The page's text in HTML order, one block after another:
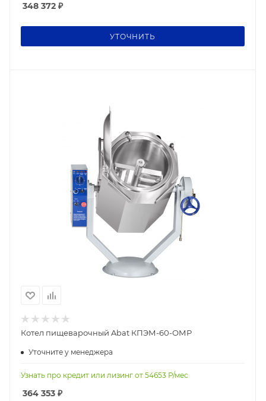
348 372 ₽
УТОЧНИТЬ
Котел пищеварочный Abat КПЭМ-60-ОМР
Уточните у менеджера
Узнать про кредит или лизинг от 54653 Р/мес
364 353 ₽